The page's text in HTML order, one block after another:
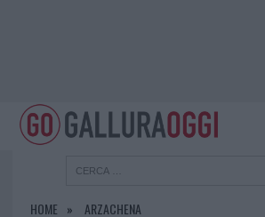
HOME ARZACHENA